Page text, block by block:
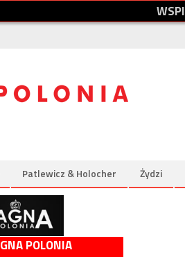
WSPI
Patlewicz & Holocher Żydzi
POLONIA